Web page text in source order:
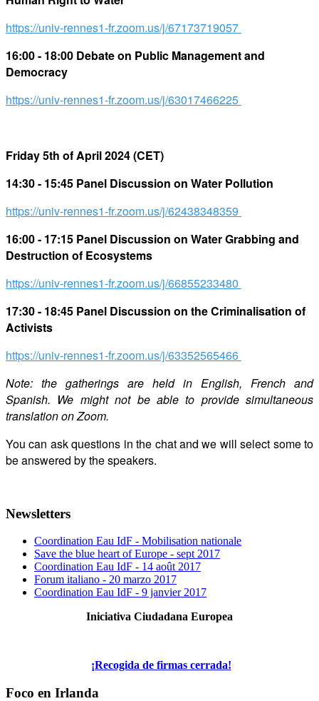
https://univ-rennes1-fr.zoom.us/j/67173719057
16:00 - 18:00 Debate on Public Management and
Democracy
https://univ-rennes1-fr.zoom.us/j/63017466225
Friday 5th of April 2024 (CET)
14:30 - 15:45 Panel Discussion on Water Pollution
https://univ-rennes1-fr.zoom.us/j/62438348359
16:00 - 17:15 Panel Discussion on Water Grabbing and
Destruction of Ecosystems
https://univ-rennes1-fr.zoom.us/j/66855233480
17:30 - 18:45 Panel Discussion on the Criminalisation of
Activists
https://univ-rennes1-fr.zoom.us/j/63352565466
Note: the gatherings are held in English, French and
Spanish. We might not be able to provide simultaneous
translation on Zoom.
You can ask questions in the chat and we will select some to
be answered by the speakers.
Newsletters
Coordination Eau IdF - Mobilisation nationale
Save the blue heart of Europe - sept 2017
Coordination Eau IdF - 14 août 2017
Forum italiano - 20 marzo 2017
Coordination Eau IdF - 9 janvier 2017
Iniciativa Ciudadana Europea
¡Recogida de firmas cerrada!
Foco en Irlanda